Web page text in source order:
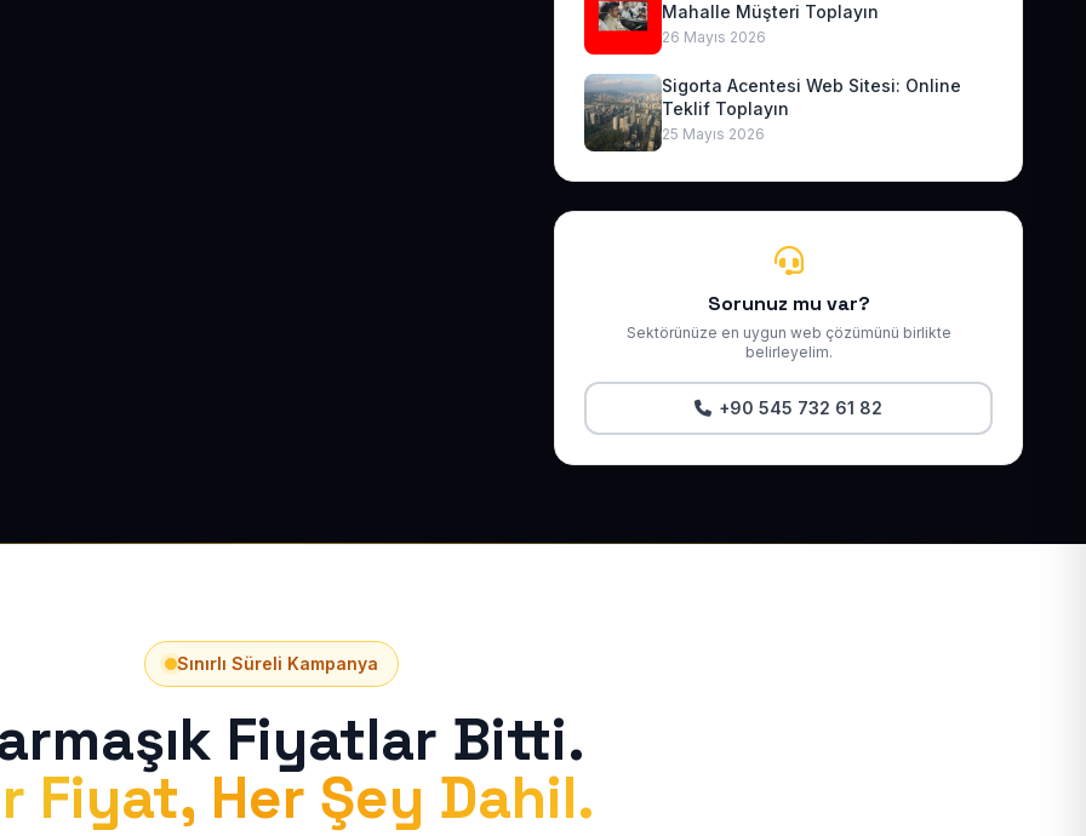
Mahalle Müşteri Toplayın
26 Mayıs 2026
Sigorta Acentesi Web Sitesi: Online
Teklif Toplayın
25 Mayıs 2026
Sorunuz mu var?
Sektörünüze en uygun web çözümünü birlikte
belirleyelim.
+90 545 732 61 82
Sınırlı Süreli Kampanya
Fiyatlar Bitti.
Fiyat, Her Şey Dahil.